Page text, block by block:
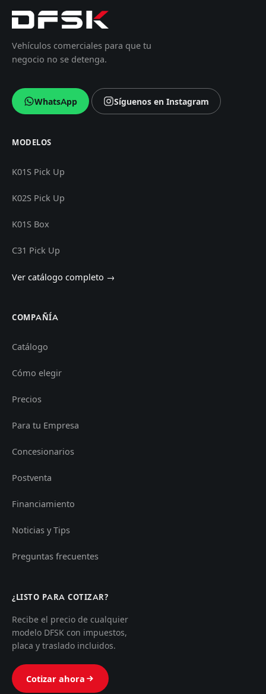
Vehículos comerciales para que tu
negocio no se detenga.
WhatsApp Síguenos en Instagram
MODELOS
K01S Pick Up
K02S Pick Up
K01S Box
C31 Pick Up
Ver catálogo completo →
COMPAÑÍA
Catálogo
Cómo elegir
Precios
Para tu Empresa
Concesionarios
Postventa
Financiamiento
Noticias y Tips
Preguntas frecuentes
¿LISTO PARA COTIZAR?
Recibe el precio de cualquier
modelo DFSK con impuestos,
placa y traslado incluidos.
Cotizar ahora